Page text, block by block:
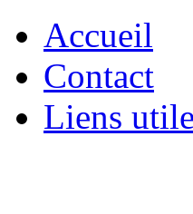
Accueil
Contact
Liens